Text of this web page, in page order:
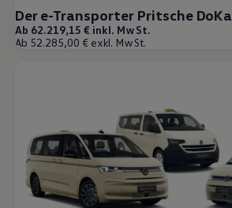
Der e-Transporter Pritsche DoKa
Ab 62.219,15 € inkl. MwSt.
Ab 52.285,00 € exkl. MwSt.